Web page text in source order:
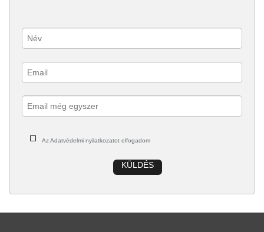
Az Adatvédelmi nyilatkozatot elfogadom
KÜLDÉS